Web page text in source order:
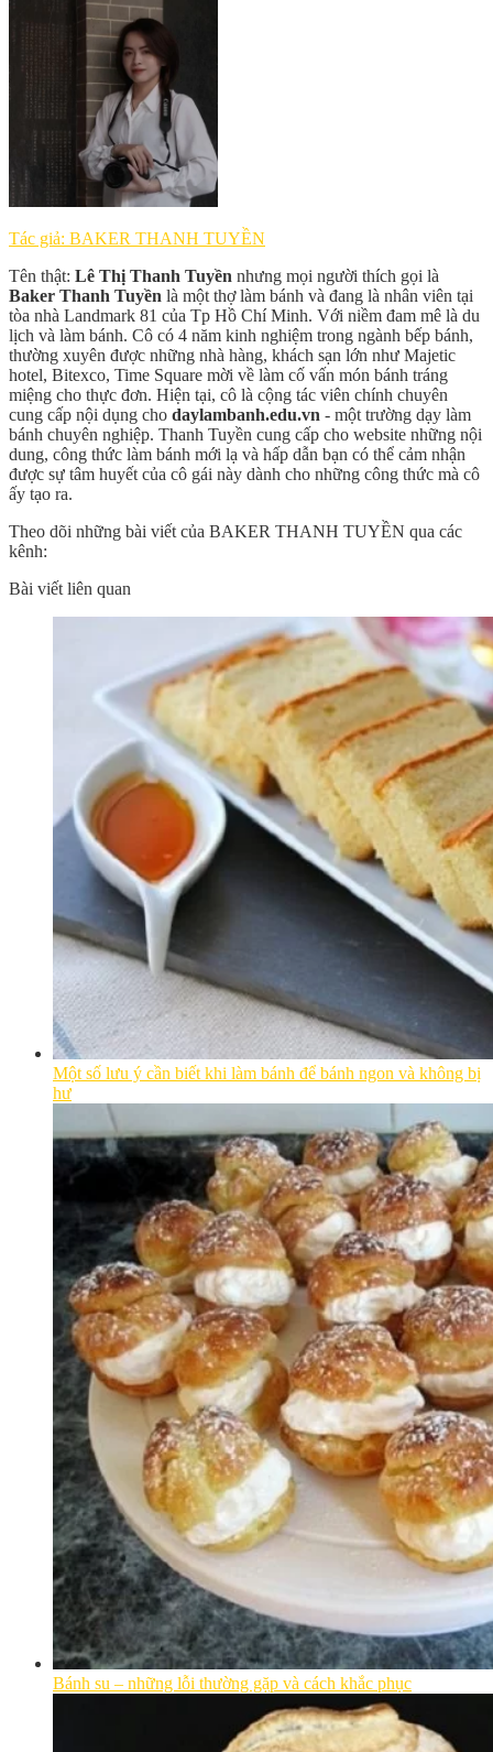
Tác giả: BAKER THANH TUYỀN
Tên thật: Lê Thị Thanh Tuyền nhưng mọi người thích gọi là
Baker Thanh Tuyền là một thợ làm bánh và đang là nhân viên tại
tòa nhà Landmark 81 của Tp Hồ Chí Minh. Với niềm đam mê là du
lịch và làm bánh. Cô có 4 năm kinh nghiệm trong ngành bếp bánh,
thường xuyên được những nhà hàng, khách sạn lớn như Majetic
hotel, Bitexco, Time Square mời về làm cố vấn món bánh tráng
miệng cho thực đơn. Hiện tại, cô là cộng tác viên chính chuyên
cung cấp nội dụng cho daylambanh.edu.vn - một trường dạy làm
bánh chuyên nghiệp. Thanh Tuyền cung cấp cho website những nội
dung, công thức làm bánh mới lạ và hấp dẫn bạn có thể cảm nhận
được sự tâm huyết của cô gái này dành cho những công thức mà cô
ấy tạo ra.
Theo dõi những bài viết của BAKER THANH TUYỀN qua các
kênh:
Bài viết liên quan
Một số lưu ý cần biết khi làm bánh để bánh ngon và không bị
hư
Bánh su – những lỗi thường gặp và cách khắc phục